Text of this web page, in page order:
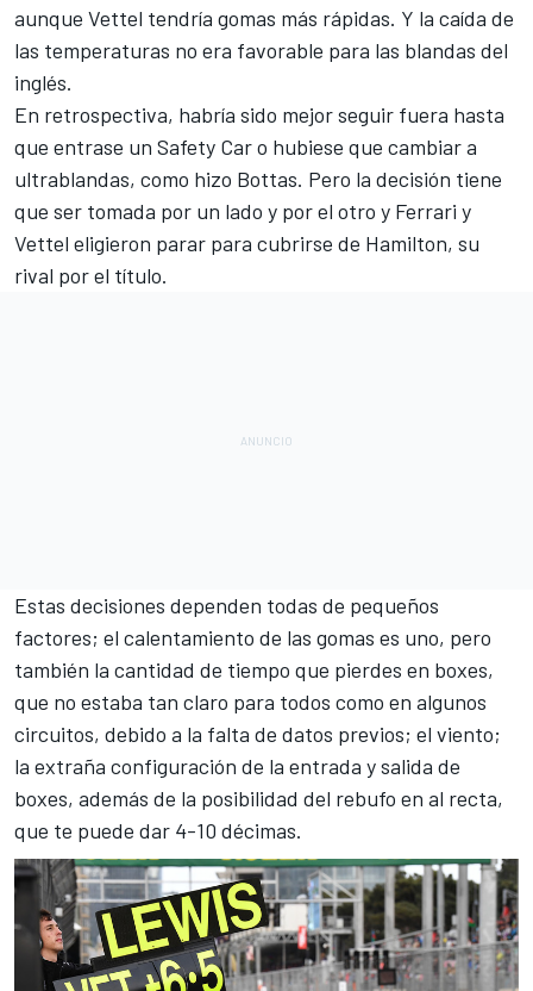
aunque Vettel tendría gomas más rápidas. Y la caída de
las temperaturas no era favorable para las blandas del
inglés.
En retrospectiva, habría sido mejor seguir fuera hasta
que entrase un Safety Car o hubiese que cambiar a
ultrablandas, como hizo Bottas. Pero la decisión tiene
que ser tomada por un lado y por el otro y Ferrari y
Vettel eligieron parar para cubrirse de Hamilton, su
rival por el título.
Estas decisiones dependen todas de pequeños
factores; el calentamiento de las gomas es uno, pero
también la cantidad de tiempo que pierdes en boxes,
que no estaba tan claro para todos como en algunos
circuitos, debido a la falta de datos previos; el viento;
la extraña configuración de la entrada y salida de
boxes, además de la posibilidad del rebufo en al recta,
que te puede dar 4-10 décimas.